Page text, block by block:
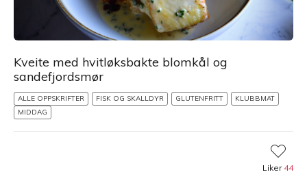
Kveite med hvitløksbakte blomkål og
sandefjordsmør
ALLE OPPSKRIFTER FISK OG SKALLDYR GLUTENFRITT
KLUBBMAT
MIDDAG
Liker 44